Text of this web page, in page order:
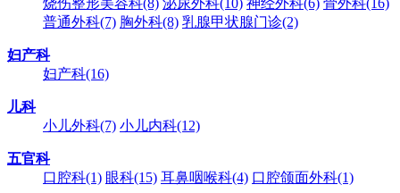
普通外科(7) 胸外科(8) 乳腺甲状腺门诊(2)
妇产科
妇产科(16)
儿科
小儿外科(7) 小儿内科(12)
五官科
口腔科(1) 眼科(15) 耳鼻咽喉科(4) 口腔颌面外科(1)